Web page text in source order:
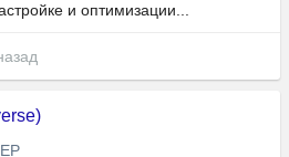
и оптимизации...